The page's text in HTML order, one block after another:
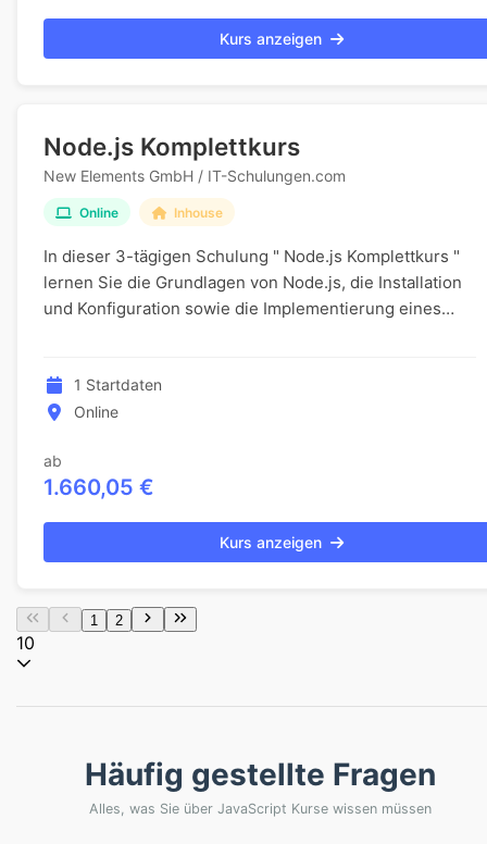
Kurs anzeigen
Node.js Komplettkurs
New Elements GmbH / IT-Schulungen.com
Online Inhouse
In dieser 3-tägigen Schulung " Node.js Komplettkurs "
lernen Sie die Grundlagen von Node.js, die Installation
und Konfiguration sowie die Implementierung eines
1 Startdaten
Online
ab
1.660,05 €
Kurs anzeigen
1 2
10
Häufig gestellte Fragen
Alles, was Sie über JavaScript Kurse wissen müssen